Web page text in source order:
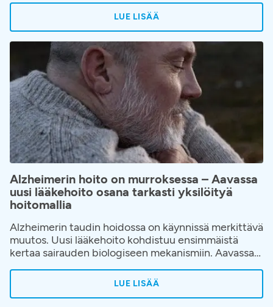
kävelyn hankaloituminen hyväksytään helposti
Aavaan on avattu kävelyklinikka, jonne voi hakeutua
ilman lähetettä, kun kävely on alkanut rajoittaa
elämää.
LUE LISÄÄ
Alzheimerin hoito on murroksessa – Aavassa
uusi lääkehoito osana tarkasti yksilöityä
hoitomallia
Alzheimerin taudin hoidossa on käynnissä merkittävä
muutos. Uusi lääkehoito kohdistuu ensimmäistä
kertaa sairauden biologiseen mekanismiin. Aavassa
hoitopolkua, jossa korostuvat oikea-aikainen
LUE LISÄÄ